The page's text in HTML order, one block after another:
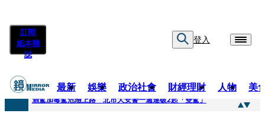
訂閱
紙本雜
誌
登入
最新 娛樂 政治社會 財經理財 人物 美
快訊
酒駕加毒駕危險上路 北市大安警一週連破2起「雙駕」